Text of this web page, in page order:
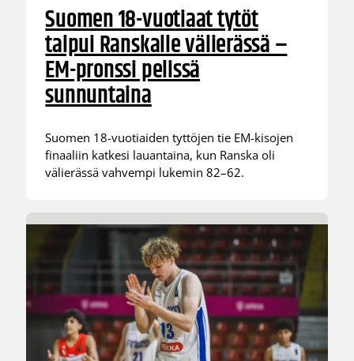
Suomen 18-vuotiaat tytöt
taipui Ranskalle välierässä –
EM-pronssi pelissä
sunnuntaina
Suomen 18-vuotiaiden tyttöjen tie EM-kisojen
finaaliin katkesi lauantaina, kun Ranska oli
välierässä vahvempi lukemin 82–62.